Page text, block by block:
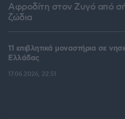
Αφροδίτη στον Ζυγό από
ζώδια
11 επιβλητικά μοναστήρια σε
Ελλάδας
17.06.2026, 22:51